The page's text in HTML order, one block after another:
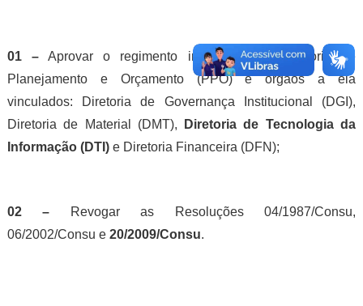
01 – Aprovar o regimento interno da Pró-Reitoria de
Planejamento e Orçamento (PPO) e órgãos a ela
vinculados: Diretoria de Governança Institucional (DGI),
Diretoria de Material (DMT),
Diretoria de Tecnologia da
Informação (DTI)e Diretoria Financeira (DFN);
02 –
Revogar as Resoluções 04/1987/Consu,
06/2002/Consu e 20/2009/Consu.